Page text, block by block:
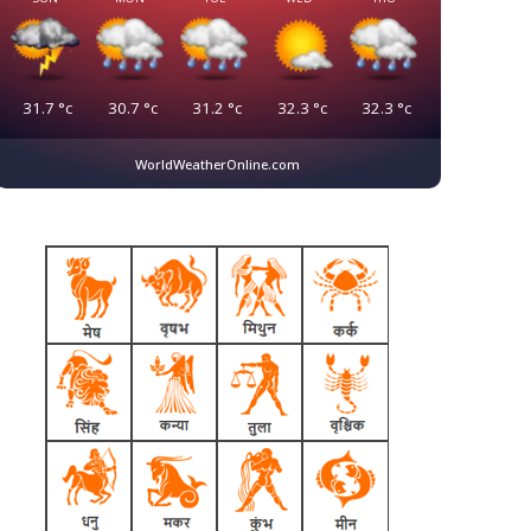
31.7 °c 30.7 °c 31.2 °c 32.3 °c 32.3 °c
WorldWeatherOnline.com